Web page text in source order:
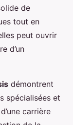
de
tout en
peut ouvrir
d’un
démontrent
spécialisées et
carrière